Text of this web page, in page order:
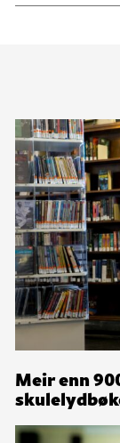
Meir enn